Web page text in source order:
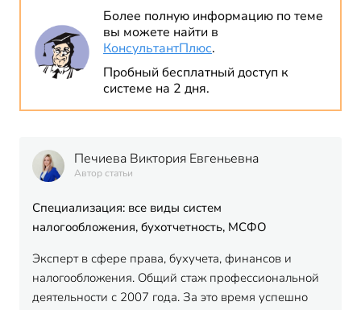
Более полную информацию по теме
вы можете найти в
КонсультантПлюс.
Пробный бесплатный доступ к
системе на 2 дня.
Печиева Виктория Евгеньевна
Автор статьи
Специализация: все виды систем
налогообложения, бухотчетность, МСФО
Эксперт в сфере права, бухучета, финансов и
налогообложения. Общий стаж профессиональной
деятельности с 2007 года. За это время успешно